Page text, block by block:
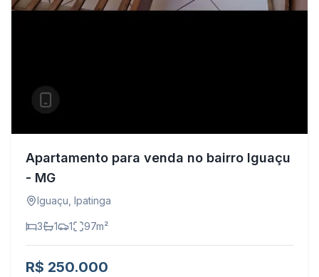
Apartamento para venda no bairro Iguaçu
- MG
Iguaçu Ipatinga
3 1 1 97m²
R$ 250.000